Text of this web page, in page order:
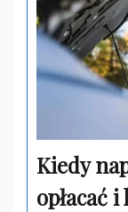
Kiedy
opłacać